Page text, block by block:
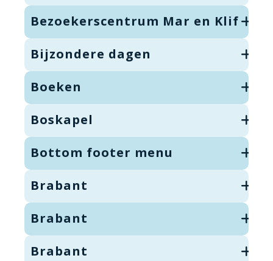
Bezoekerscentrum Mar en Klif
Bijzondere dagen
Boeken
Boskapel
Bottom footer menu
Brabant
Brabant
Brabant